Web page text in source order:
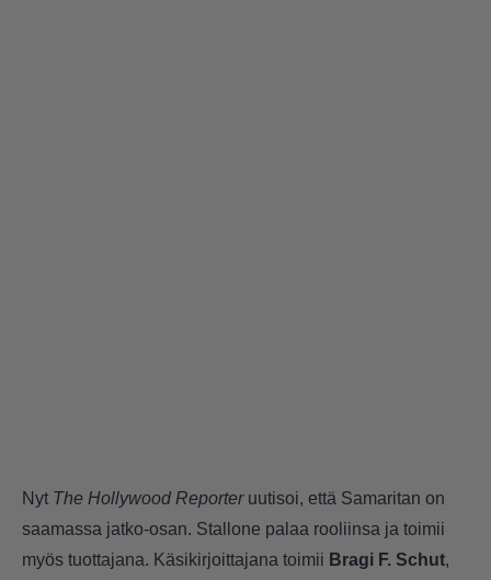
Nyt The Hollywood Reporteruutisoi, että Samaritan on
saamassa jatko-osan. Stallone palaa rooliinsa ja toimii
myös tuottajana. Käsikirjoittajana toimii Bragi F. Schut,